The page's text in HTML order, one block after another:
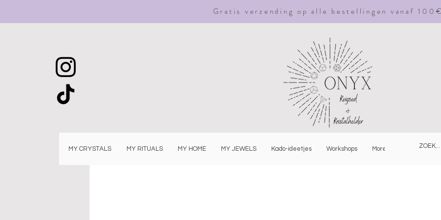
Gratis verzending op alle bestellingen vanaf 100€
MY CRYSTALS MY RITUALS MY HOME MY JEWELS Kado-ideetjes Workshops More